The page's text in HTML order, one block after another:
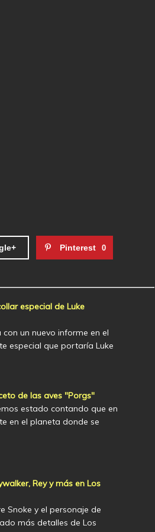
Pinterest 0
especial de Luke
un nuevo informe en el
especial que portaría Luke
de las aves "Porgs"
estado contando que en
en el planeta donde se
Rey y más en Los
Snoke y el personaje de
más detalles de Los